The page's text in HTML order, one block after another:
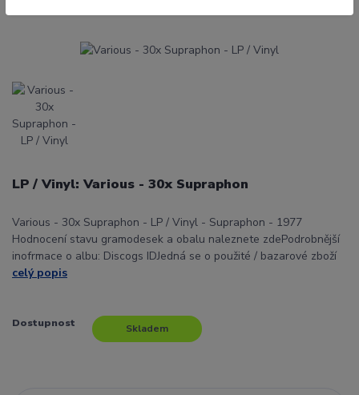
LP / Vinyl: Various - 30x Supraphon
Various - 30x Supraphon - LP / Vinyl - Supraphon - 1977
Hodnocení stavu gramodesek a obalu naleznete zdePodrobnější
inofrmace o albu: Discogs IDJedná se o použité / bazarové zboží
celý popis
Dostupnost Skladem